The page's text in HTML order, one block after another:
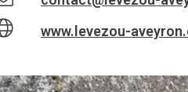
www.levezou-